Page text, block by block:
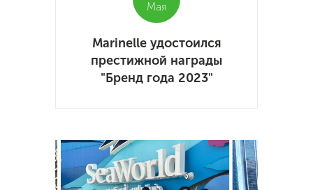
Мая
Marinelle удостоился
престижной награды
"Бренд года 2023"